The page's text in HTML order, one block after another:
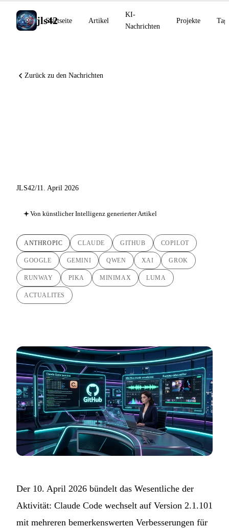
jls42
Startseite Artikel
KI-
Nachrichten
Projekte
Zurück zu den Nachrichten
JLS42/11. April 2026
Von künstlicher Intelligenz generierter Artikel
ANTHROPIC CLAUDE GITHUB COPILOT
GOOGLE GEMINI QWEN XAI GROK
RUNWAY PIKA MINIMAX LUMA
ACTUALITES
Der 10. April 2026 bündelt das Wesentliche der
Aktivität: Claude Code wechselt auf Version 2.1.101
mit mehreren bemerkenswerten Verbesserungen für